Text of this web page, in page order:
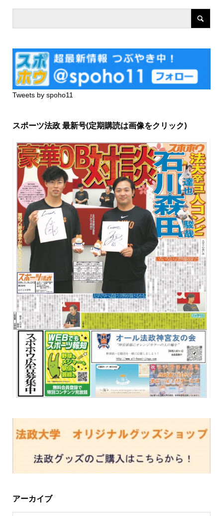
Tweets by spoho11
スポーツ法政 最新号(定期購読は画像をクリック)
アーカイブ